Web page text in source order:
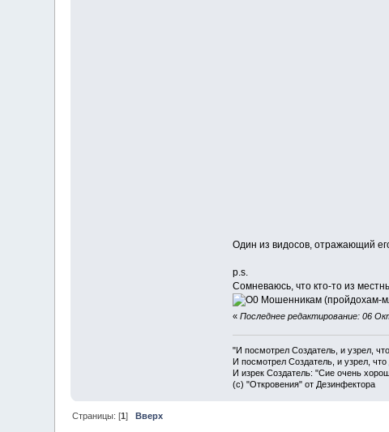
Один из видосов, отражающий
p.s.
Сомневаюсь, что кто-то из
Мошенникам (пройдохам-
« Последнее редактирование: 06
"И посмотрел Создатель, и узрел,
И посмотрел Создатель, и узрел,
И изрек Создатель: "Сие очень
(с) "Откровения" от Дезинфектора
Страницы: [1]Вверх